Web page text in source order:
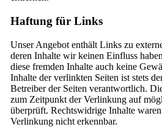
Haftung für Links
Unser Angebot enthält Links zu
deren Inhalte wir keinen Einfluss
diese fremden Inhalte auch keine
Inhalte der verlinkten Seiten ist stets
Betreiber der Seiten verantwortlich.
zum Zeitpunkt der Verlinkung auf
überprüft. Rechtswidrige Inhalte
Verlinkung nicht erkennbar.